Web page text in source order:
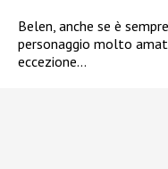
Belen, anche se è
personaggio molto
eccezione…